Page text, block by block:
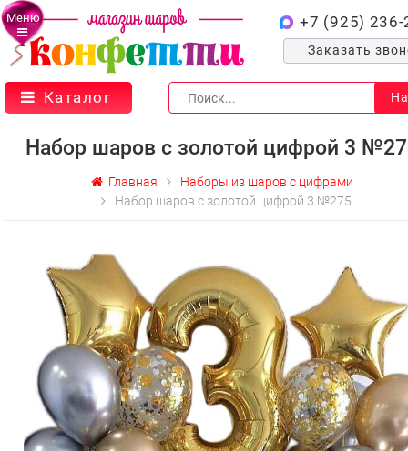
Меню +7 (925) 236-
Заказать
Каталог
Набор шаров с золотой цифрой 3
Главная
Наборы из шаров с цифрами
Набор шаров с золотой цифрой 3 №275